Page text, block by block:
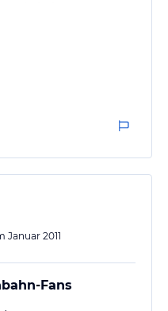
Januar 2011
Fans